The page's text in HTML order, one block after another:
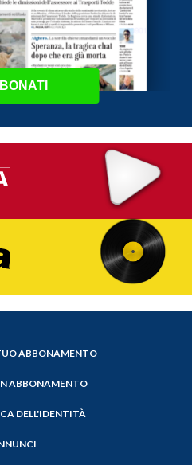
ABBONAMENTO
ABBONAMENTO
DELL'IDENTITÀ